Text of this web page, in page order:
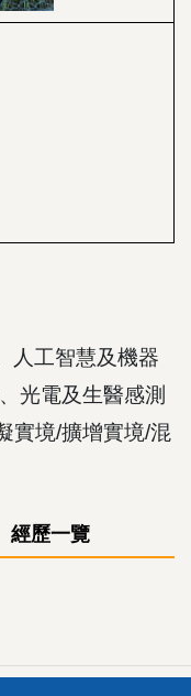
人工智慧及機器
光電及生醫感測
實境/擴增實境/混
經歷一覽